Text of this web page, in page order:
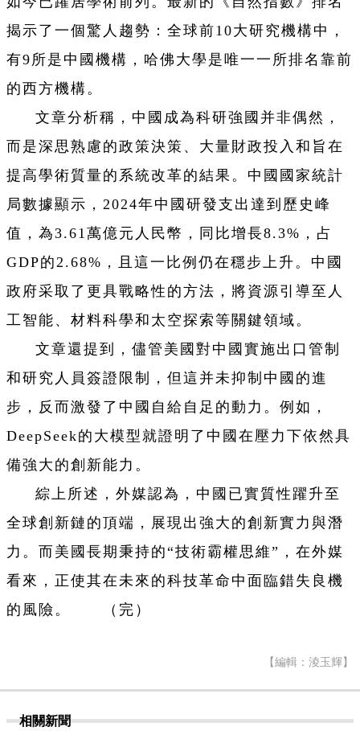
揭示了一個驚人趨勢：全球前10大研究機構中，
有9所是中國機構，哈佛大學是唯一一所排名靠前
的西方機構。
文章分析稱，中國成為科研強國并非偶然，
而是深思熟慮的政策決策、大量財政投入和旨在
提高學術質量的系統改革的結果。中國國家統計
局數據顯示，2024年中國研發支出達到歷史峰
值，為3.61萬億元人民幣，同比增長8.3%，占
GDP的2.68%，且這一比例仍在穩步上升。中國
政府采取了更具戰略性的方法，將資源引導至人
工智能、材料科學和太空探索等關鍵領域。
文章還提到，儘管美國對中國實施出口管制
和研究人員簽證限制，但這并未抑制中國的進
步，反而激發了中國自給自足的動力。例如，
DeepSeek的大模型就證明了中國在壓力下依然具
備強大的創新能力。
綜上所述，外媒認為，中國已實質性躍升至
全球創新鏈的頂端，展現出強大的創新實力與潛
力。而美國長期秉持的“技術霸權思維”，在外媒
看來，正使其在未來的科技革命中面臨錯失良機
的風險。 （完）
【編輯：淩玉輝】
相關新聞